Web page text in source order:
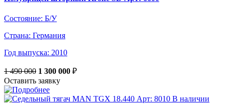
Состояние: Б/У
Страна: Германия
Год выпуска: 2010
1 490 000 1 300 000 ₽
Оставить заявку
В наличии